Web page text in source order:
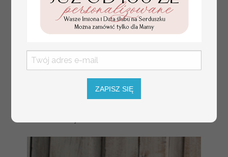
2.4 PLN
ZAPISZ SIĘ